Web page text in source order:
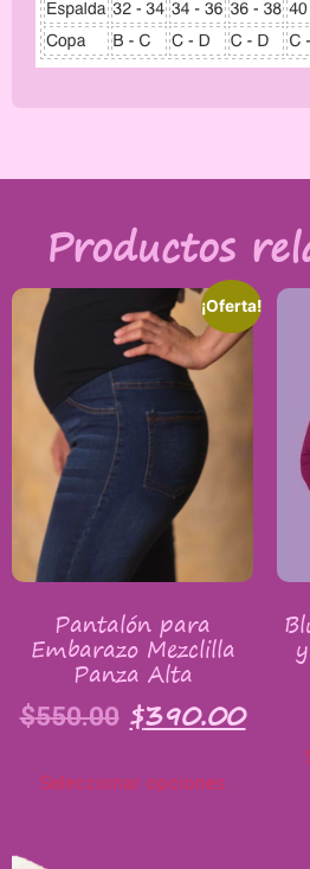
Productos
¡Oferta!
Pantalón para
Embarazo Mezclilla
Panza Alta
$550.00 $390.00
Seleccionar opciones